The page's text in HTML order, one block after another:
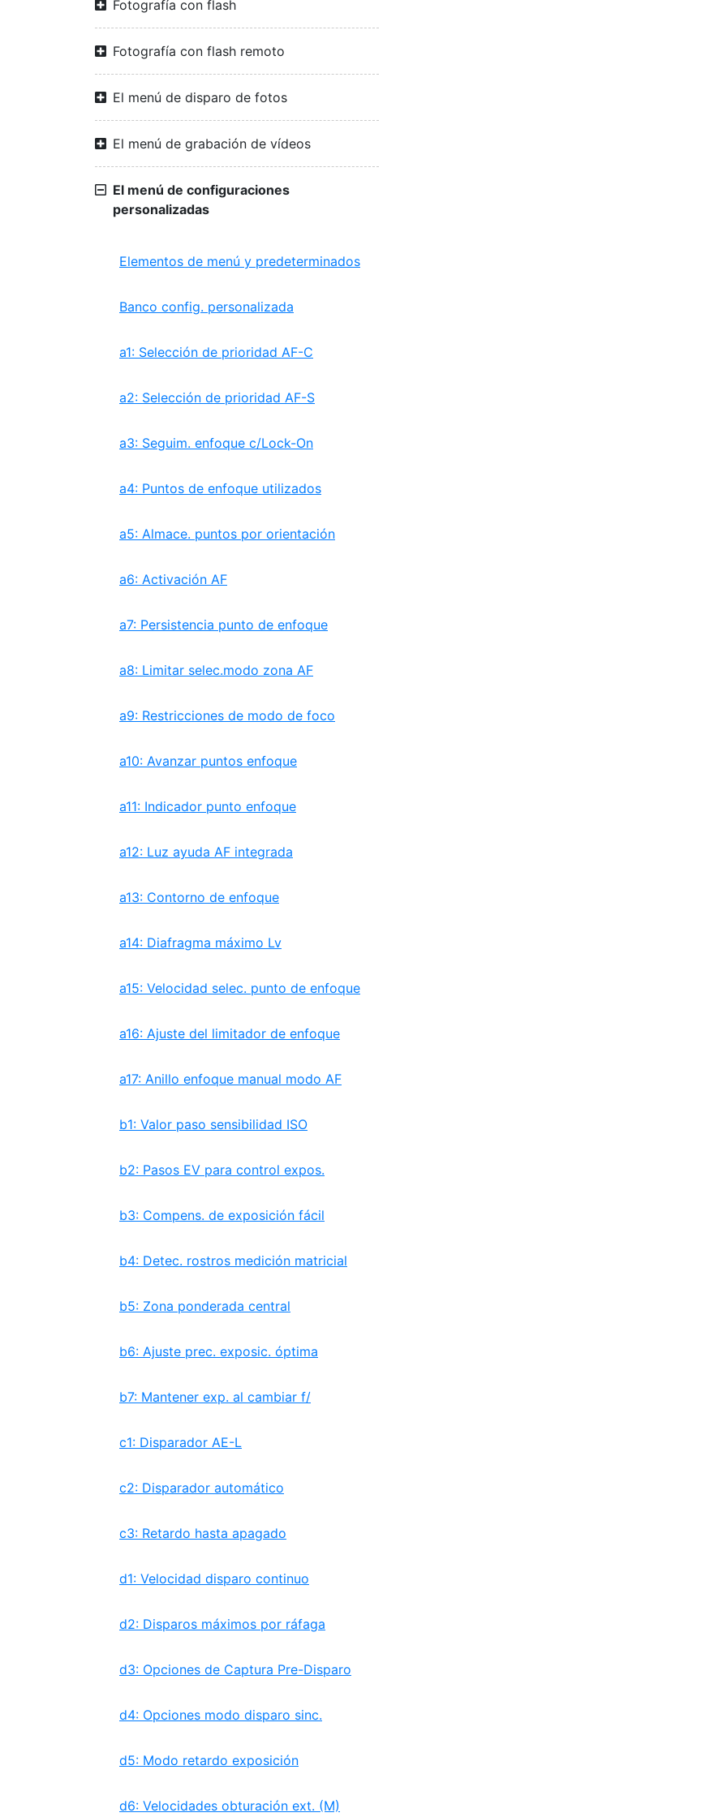
Fotografía con flash
Fotografía con flash remoto
El menú de disparo de fotos
El menú de grabación de vídeos
El menú de configuraciones
personalizadas
Elementos de menú y predeterminados
Banco config. personalizada
a1: Selección de prioridad AF-C
a2: Selección de prioridad AF-S
a3: Seguim. enfoque c/Lock-On
a4: Puntos de enfoque utilizados
a5: Almace. puntos por orientación
a6: Activación AF
a7: Persistencia punto de enfoque
a8: Limitar selec.modo zona AF
a9: Restricciones de modo de foco
a10: Avanzar puntos enfoque
a11: Indicador punto enfoque
a12: Luz ayuda AF integrada
a13: Contorno de enfoque
a14: Diafragma máximo Lv
a15: Velocidad selec. punto de enfoque
a16: Ajuste del limitador de enfoque
a17: Anillo enfoque manual modo AF
b1: Valor paso sensibilidad ISO
b2: Pasos EV para control expos.
b3: Compens. de exposición fácil
b4: Detec. rostros medición matricial
b5: Zona ponderada central
b6: Ajuste prec. exposic. óptima
b7: Mantener exp. al cambiar f/
c1: Disparador AE-L
c2: Disparador automático
c3: Retardo hasta apagado
d1: Velocidad disparo continuo
d2: Disparos máximos por ráfaga
d3: Opciones de Captura Pre-Disparo
d4: Opciones modo disparo sinc.
d5: Modo retardo exposición
d6: Velocidades obturación ext. (M)